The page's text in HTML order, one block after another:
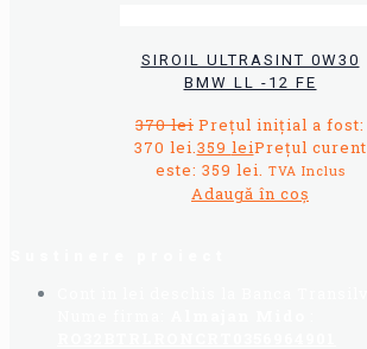
SIROIL ULTRASINT 0W30
BMW LL -12 FE
370lei Prețul inițial a fost:
370 lei.359 leiPrețul curent
este: 359 lei. TVA Inclus
Adaugă în coș